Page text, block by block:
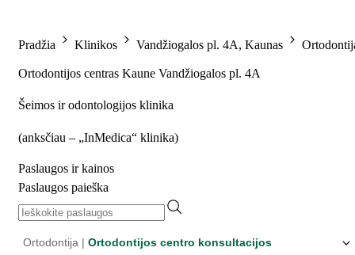
Pradžia Klinikos Vandžiogalos pl. 4A, Kaunas
Ortodontijos centras Kaune Vandžiogalos pl. 4A
Šeimos ir odontologijos klinika
(anksčiau – „InMedica“ klinika)
Paslaugos ir kainos
Paslaugos paieška
Ortodontija | Ortodontijos centro konsultacijos